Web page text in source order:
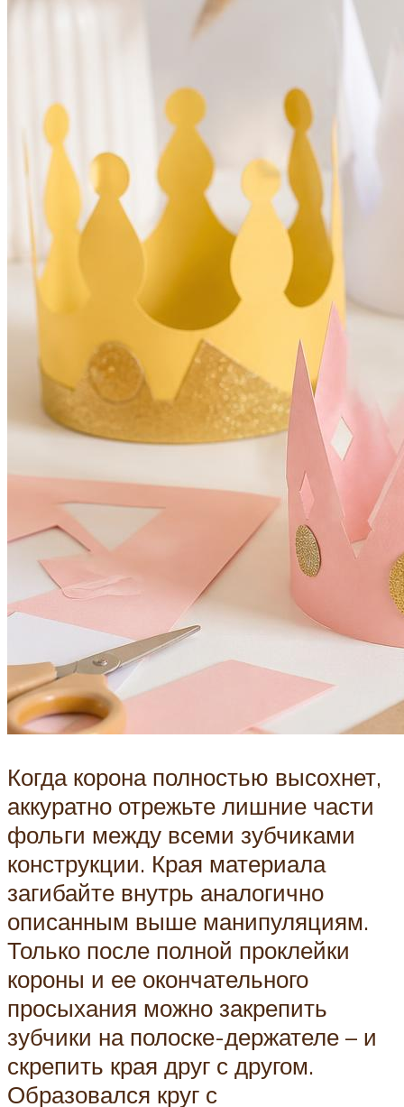
Когда корона полностью высохнет,
аккуратно отрежьте лишние части
фольги между всеми зубчиками
конструкции. Края материала
загибайте внутрь аналогично
описанным выше манипуляциям.
Только после полной проклейки
короны и ее окончательного
просыхания можно закрепить
зубчики на полоске-держателе – и
скрепить края друг с другом.
Образовался круг с